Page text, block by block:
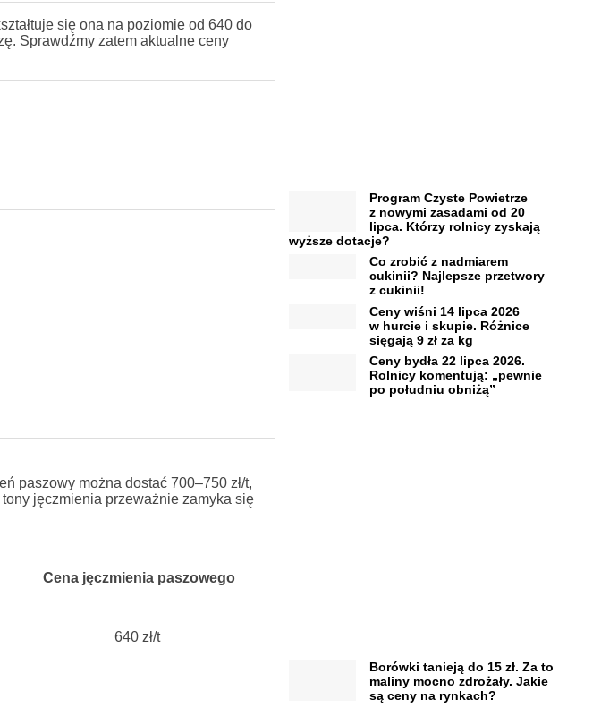
się ona na poziomie od 640 do
Sprawdźmy zatem aktualne ceny
paszowy można dostać 700–750 zł/t,
jęczmienia przeważnie zamyka się
Cena jęczmienia paszowego
640 zł/t
Program Czyste Powietrze
z nowymi zasadami od 20
lipca. Którzy rolnicy zyskają
wyższe dotacje?
Co zrobić z nadmiarem
cukinii? Najlepsze przetwory
z cukinii!
Ceny wiśni 14 lipca 2026
w hurcie i skupie. Różnice
sięgają 9 zł za kg
Ceny bydła 22 lipca 2026.
Rolnicy komentują: „pewnie
po południu obniżą”
Borówki tanieją do 15 zł. Za to
maliny mocno zdrożały. Jakie
są ceny na rynkach?